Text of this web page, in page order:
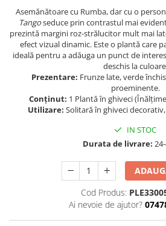
Bulbi de Narcise
Bulbi de Ranunculus
Bulbi de Tigridia
Bulbi de Zambile
Mixuri de Bulbi
Seminte de Flori
Asemănătoare cu Rumba, dar cu o
Tangoseduce prin contrastul mai
prezintă margini roz-strălucitor mult mai
efect vizual dinamic. Este o plantă care
ideală pentru a adăuga un punct de
deschis la
Prezentare: Frunze late, verde
proeminente.
Conținut: 1 Plantă în ghiveci
Utilizare: Solitară în ghiveci
IN STOC
Durata de livrare:
Cod Produs:
Ai nevoie de ajutor?